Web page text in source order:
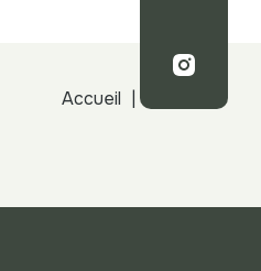
Accueil